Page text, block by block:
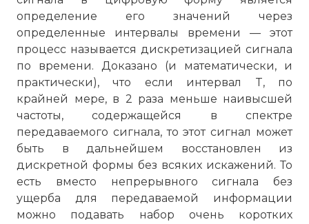
определение его значений через
определенные интервалы времени — этот
процесс называется дискретизацией сигнала
по времени. Доказано (и математически, и
практически), что если интервал T, по
крайней мере, в 2 раза меньше наивысшей
частоты, содержащейся в спектре
передаваемого сигнала, то этот сигнал может
быть в дальнейшем восстановлен из
дискретной формы без всяких искажений. То
есть вместо непрерывного сигнала без
ущерба для передаваемой информации
можно подавать набор очень коротких
доменов Интернет без линейных
оптических усилителей;
G.698.1 для городских сетей доступа без
линейных оптических усилителей;
G.698.2 для городских/региональных
сетей доступа с линейными
оптическими усилителями;
G.696.1 для магистральных (core) сетей c
оптическими усилителями;
G.973 для подводных систем без
линейных оптических усилителей;
G.977 для подводных систем с
линейными оптическими усилителями.